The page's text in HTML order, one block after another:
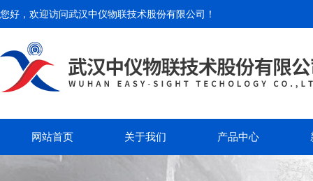
您好，欢迎访问武汉中仪物联技术股份有限公司 ！
网站首页 关于我们 产品中心